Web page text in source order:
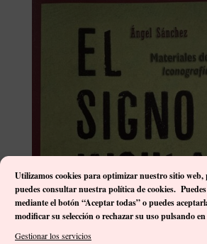
Utilizamos cookies para optimizar nuestro sitio web,
puedes consultar nuestra política de cookies.
mediante el botón “Aceptar todas” o puedes
modificar su selección o rechazar su uso pulsando
Gestionar los servicios